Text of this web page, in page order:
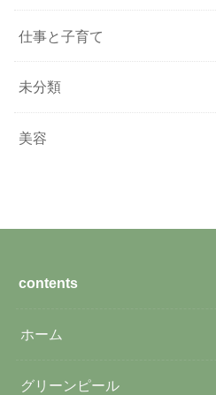
仕事と子育て
未分類
美容
contents
ホーム
グリーンピール